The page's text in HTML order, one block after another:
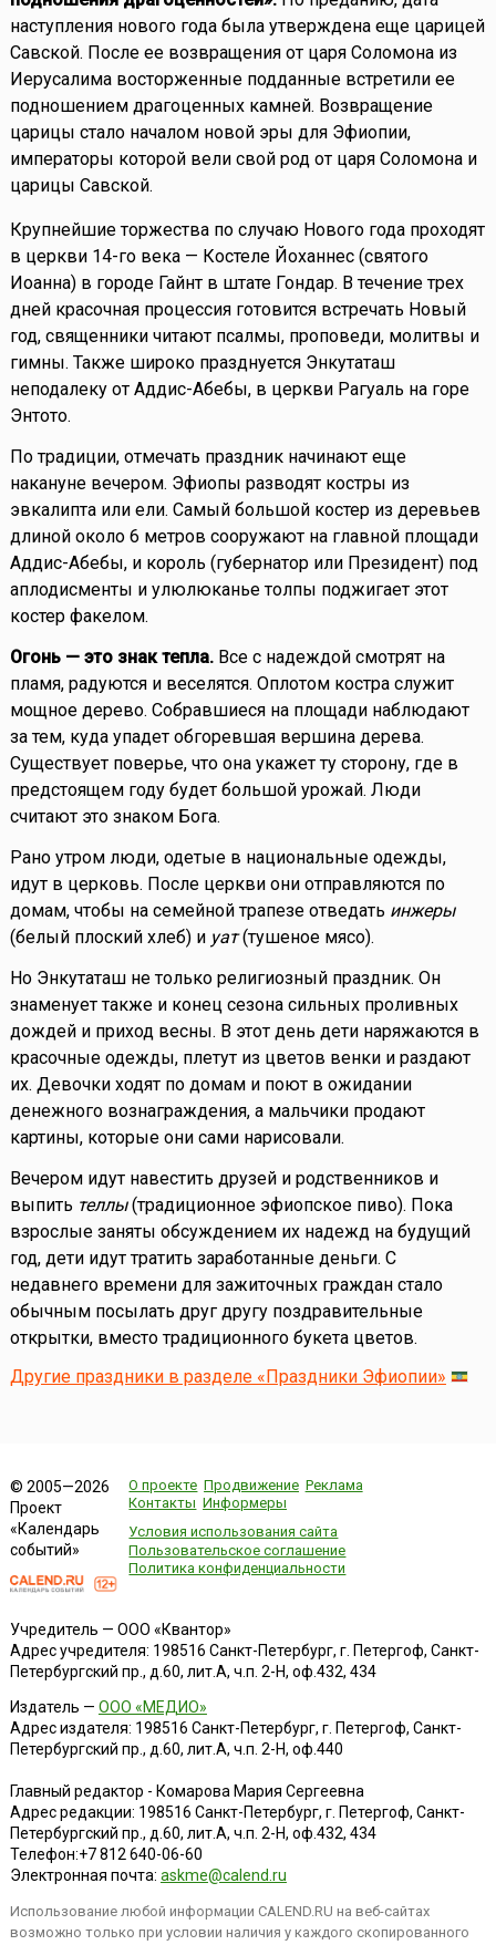
наступления нового года была утверждена еще царицей
Савской. После ее возвращения от царя Соломона из
Иерусалима восторженные подданные встретили ее
подношением драгоценных камней. Возвращение
царицы стало началом новой эры для Эфиопии,
императоры которой вели свой род от царя Соломона и
царицы Савской.
Крупнейшие торжества по случаю Нового года проходят
в церкви 14-го века — Костеле Йоханнес (святого
Иоанна) в городе Гайнт в штате Гондар. В течение трех
дней красочная процессия готовится встречать Новый
год, священники читают псалмы, проповеди, молитвы и
гимны. Также широко празднуется Энкутаташ
неподалеку от Аддис-Абебы, в церкви Рагуаль на горе
Энтото.
По традиции, отмечать праздник начинают еще
накануне вечером. Эфиопы разводят костры из
эвкалипта или ели. Самый большой костер из деревьев
длиной около 6 метров сооружают на главной площади
Аддис-Абебы, и король (губернатор или Президент) под
аплодисменты и улюлюканье толпы поджигает этот
костер факелом.
Огонь — это знак тепла.Все с надеждой смотрят на
пламя, радуются и веселятся. Оплотом костра служит
мощное дерево. Собравшиеся на площади наблюдают
за тем, куда упадет обгоревшая вершина дерева.
Существует поверье, что она укажет ту сторону, где в
предстоящем году будет большой урожай. Люди
считают это знаком Бога.
Рано утром люди, одетые в национальные одежды,
идут в церковь. После церкви они отправляются по
домам, чтобы на семейной трапезе отведать инжеры
(белый плоский хлеб) и уат(тушеное мясо).
Но Энкутаташ не только религиозный праздник. Он
знаменует также и конец сезона сильных проливных
дождей и приход весны. В этот день дети наряжаются в
красочные одежды, плетут из цветов венки и раздают
их. Девочки ходят по домам и поют в ожидании
денежного вознаграждения, а мальчики продают
картины, которые они сами нарисовали.
Вечером идут навестить друзей и родственников и
выпить теллы(традиционное эфиопское пиво). Пока
взрослые заняты обсуждением их надежд на будущий
год, дети идут тратить заработанные деньги. С
недавнего времени для зажиточных граждан стало
обычным посылать друг другу поздравительные
открытки, вместо традиционного букета цветов.
Другие праздники в разделе «Праздники Эфиопии»
© 2005—2026
Проект
«Календарь
событий»
О проекте Продвижение Реклама
Контакты Информеры
Условия использования сайта
Пользовательское соглашение
Политика конфиденциальности
Учредитель — ООО «Квантор»
Адрес учредителя: 198516 Санкт-Петербург, г. Петергоф, Санкт-
Петербургский пр., д.60, лит.А, ч.п. 2-Н, оф.432, 434
Издатель — ООО «МЕДИО»
Адрес издателя: 198516 Санкт-Петербург, г. Петергоф, Санкт-
Петербургский пр., д.60, лит.А, ч.п. 2-Н, оф.440
Главный редактор - Комарова Мария Сергеевна
Адрес редакции: 198516 Санкт-Петербург, г. Петергоф, Санкт-
Петербургский пр., д.60, лит.А, ч.п. 2-Н, оф.432, 434
Телефон:+7 812 640-06-60
Электронная почта: askme@calend.ru
Использование любой информации CALEND.RU на веб-сайтах
возможно только при условии наличия у каждого скопированного